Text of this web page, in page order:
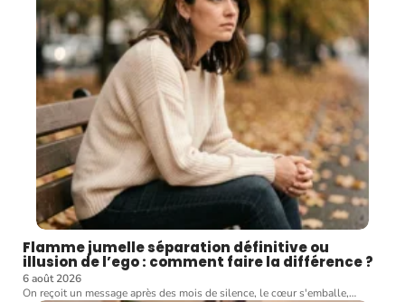
Flamme jumelle séparation définitive ou
illusion de l’ego : comment faire la différence ?
6 août 2026
On reçoit un message après des mois de silence, le cœur s'emballe,…